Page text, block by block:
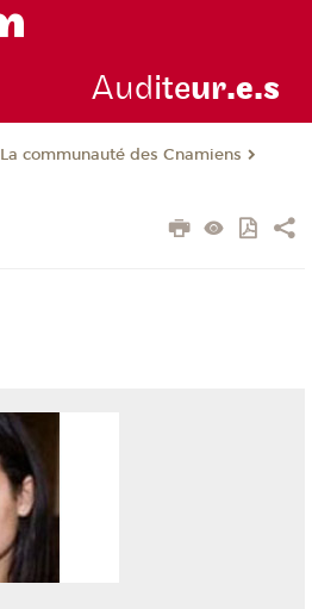
Auditeur.e.s
La communauté des Cnamiens